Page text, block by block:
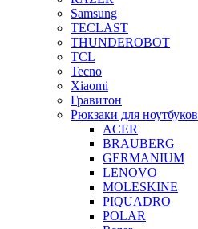
Samsung
TECLAST
THUNDEROBOT
TCL
Tecno
Xiaomi
Гравитон
Рюкзаки для ноутбуков
ACER
BRAUBERG
GERMANIUM
LENOVO
MOLESKINE
PIQUADRO
POLAR